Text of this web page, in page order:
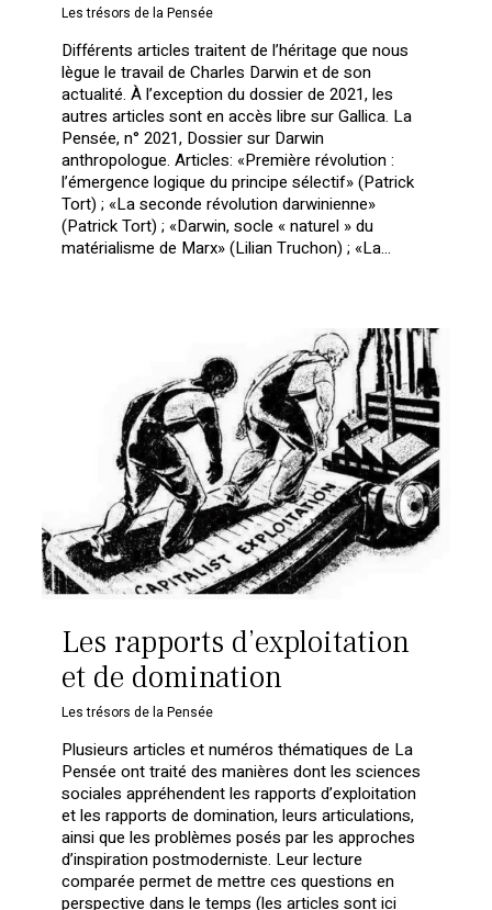
Les trésors de la Pensée
Différents articles traitent de l’héritage que nous
lègue le travail de Charles Darwin et de son
actualité. À l’exception du dossier de 2021, les
autres articles sont en accès libre sur Gallica. La
Pensée, n° 2021, Dossier sur Darwin
anthropologue. Articles: «Première révolution :
l’émergence logique du principe sélectif» (Patrick
Tort) ; «La seconde révolution darwinienne»
(Patrick Tort) ; «Darwin, socle « naturel » du
matérialisme de Marx» (Lilian Truchon) ; «La…
Les rapports d’exploitation
et de domination
Les trésors de la Pensée
Plusieurs articles et numéros thématiques de La
Pensée ont traité des manières dont les sciences
sociales appréhendent les rapports d’exploitation
et les rapports de domination, leurs articulations,
ainsi que les problèmes posés par les approches
d’inspiration postmoderniste. Leur lecture
comparée permet de mettre ces questions en
perspective dans le temps (les articles sont ici